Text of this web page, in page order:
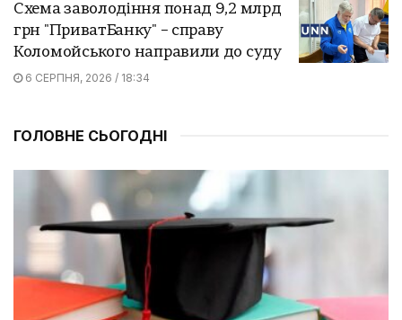
Схема заволодіння понад 9,2 млрд
грн "ПриватБанку" – справу
Коломойського направили до суду
6 СЕРПНЯ, 2026 / 18:34
ГОЛОВНЕ СЬОГОДНІ